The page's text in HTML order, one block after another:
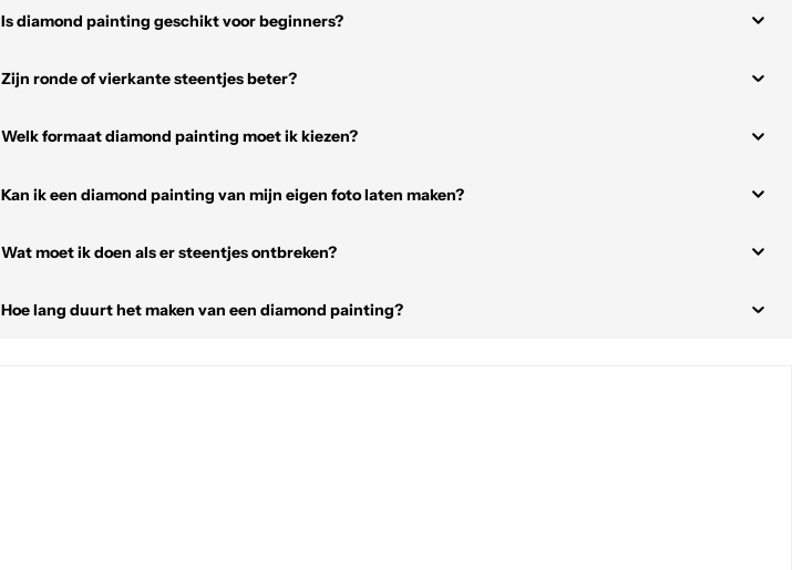
Is diamond painting geschikt voor beginners?
Zijn ronde of vierkante steentjes beter?
Welk formaat diamond painting moet ik kiezen?
Kan ik een diamond painting van mijn eigen foto laten maken?
Wat moet ik doen als er steentjes ontbreken?
Hoe lang duurt het maken van een diamond painting?